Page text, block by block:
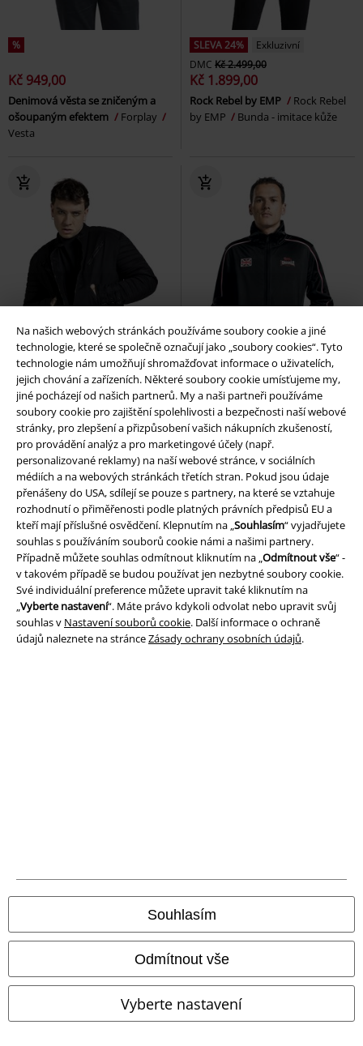
Na našich webových stránkách používáme soubory cookie a jiné
technologie, které se společně označují jako „soubory cookies“. Tyto
technologie nám umožňují shromažďovat informace o uživatelích,
jejich chování a zařízeních. Některé soubory cookie umísťujeme my,
jiné pocházejí od našich partnerů. My a naši partneři používáme
soubory cookie pro zajištění spolehlivosti a bezpečnosti naší webové
stránky, pro zlepšení a přizpůsobení vašich nákupních zkušeností,
pro provádění analýz a pro marketingové účely (např.
personalizované reklamy) na naší webové stránce, v sociálních
médiích a na webových stránkách třetích stran. Pokud jsou údaje
přenášeny do USA, sdílejí se pouze s partnery, na které se vztahuje
rozhodnutí o přiměřenosti podle platných právních předpisů EU a
kteří mají příslušné osvědčení. Klepnutím na „Souhlasím“ vyjadřujete
souhlas s používáním souborů cookie námi a našimi partnery.
Případně můžete souhlas odmítnout kliknutím na „Odmítnout vše“ -
v takovém případě se budou používat jen nezbytné soubory cookie.
Své individuální preference můžete upravit také kliknutím na
„Vyberte nastavení“. Máte právo kdykoli odvolat nebo upravit svůj
souhlas v Nastavení souborů cookie. Další informace o ochraně
údajů naleznete na stránceZásady ochrany osobních údajů.
Souhlasím
Odmítnout vše
Vyberte nastavení
%
Kč 949,00
Denimová věsta se zničeným a
ošoupaným efektem
Forplay
Vesta
SLEVA 24%
Exkluzivní
DMC Kč 2.499,00
Kč 1.899,00
Rock Rebel by EMP
Rock Rebel
by EMP
Bunda - imitace kůže
SLEVA 17%
Exkluzivní
DMCKč 2.799,00
Kč 2.311,00
Bunda s vroubkovanými rukávy
Gothicana by EMP
Přechodní
bundy
Téměř vyprodáno
Kč 1.899,00
SKELLBERRY
Lonsdale London
Tepláková bunda
SLEVA 60%
Exkluzivní
DMCKč 2.499,00
Bunda s kapsou na rukávu
% Výšivka
Kč 2.039,00
WARDROBE ESS Corduroy Puffer